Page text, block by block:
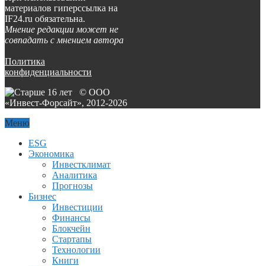
материалов гиперссылка на
IF24.ru обязательна.
Мнение редакции может не
совпадать с мнением автора
Политика
конфиденциальности
© ООО
«Инвест-Форсайт», 2012-2026
Меню
ESG
Экономика
Инвестклимат
Аналитика
Прогнозы
Бизнес
Инвестиции
Финансы
Блокчейн
Стартапы
Технологии
Книги